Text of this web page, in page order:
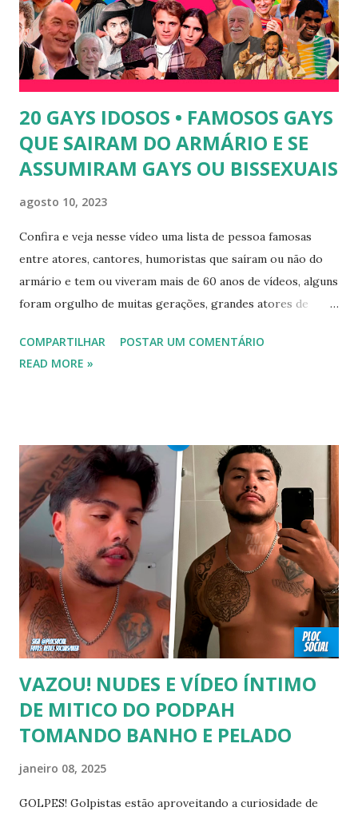
Thalita Zampirolli é modelo, atriz e empresária. A loira
alcançou a fama após ser apontada como affair do ex-
jogador Romário. 5) Ariadna Arantes - Ariadna Arantes
ficou nacionalmente conhecida após sua ...
20 GAYS IDOSOS • FAMOSOS GAYS
QUE SAIRAM DO ARMÁRIO E SE
ASSUMIRAM GAYS OU BISSEXUAIS
agosto 10, 2023
Confira e veja nesse vídeo uma lista de pessoa famosas
entre atores, cantores, humoristas que saíram ou não do
armário e tem ou viveram mais de 60 anos de vídeos, alguns
foram orgulho de muitas gerações, grandes atores de
foram gays, bissexuais ou algo mais. 20 GAYS IDOSOS •
FAMOSOS GAYS QUE SAIRAM DO ARMÁRIO E SE
00:04 Abertura do vídeo: 00:15 AVISO 00:18 Não é
recomendado “retirar alguém do armário”, sexualidade e
tempo é algo particular de cada indivíduo, cabendo somente
a ele sair ou não. As pessoas mencionadas nesse vídeo
escolheram ser públicas e antes deste TODAS já tiveram a
sexualidade exposta. MAIORES DE 60 ANOS Tuca Andrada
00:41 Famosos foi flagrado beijando outro homem no
carnaval do Rio Alexandre Frota 00:56 Ator se diz hetero,
mas fez filmes com tr...
COMPARTILHAR
POSTAR UM COMENTÁRIO
READ MORE »
VAZOU! NUDES E VÍDEO ÍNTIMO
DE MITICO DO PODPAH
TOMANDO BANHO E PELADO
janeiro 08, 2025
GOLPES! Golpistas estão aproveitando a curiosidade de